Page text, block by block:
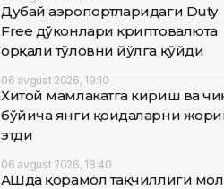
Дубай аэропортларидаги Duty
Free дўконлари криптовалюта
орқали тўловни йўлга қўйди
06 avgust 2026, 19:10
Хитой мамлакатга кириш ва
бўйича янги қоидаларни
этди
06 avgust 2026, 18:40
АҚШда қорамол тақчиллиги мол